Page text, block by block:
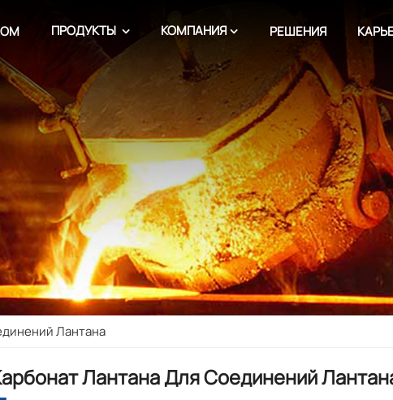
ПРОДУКТЫ КОМПАНИЯ РЕШЕНИЯ
Лантана
Лантана Для Соединений